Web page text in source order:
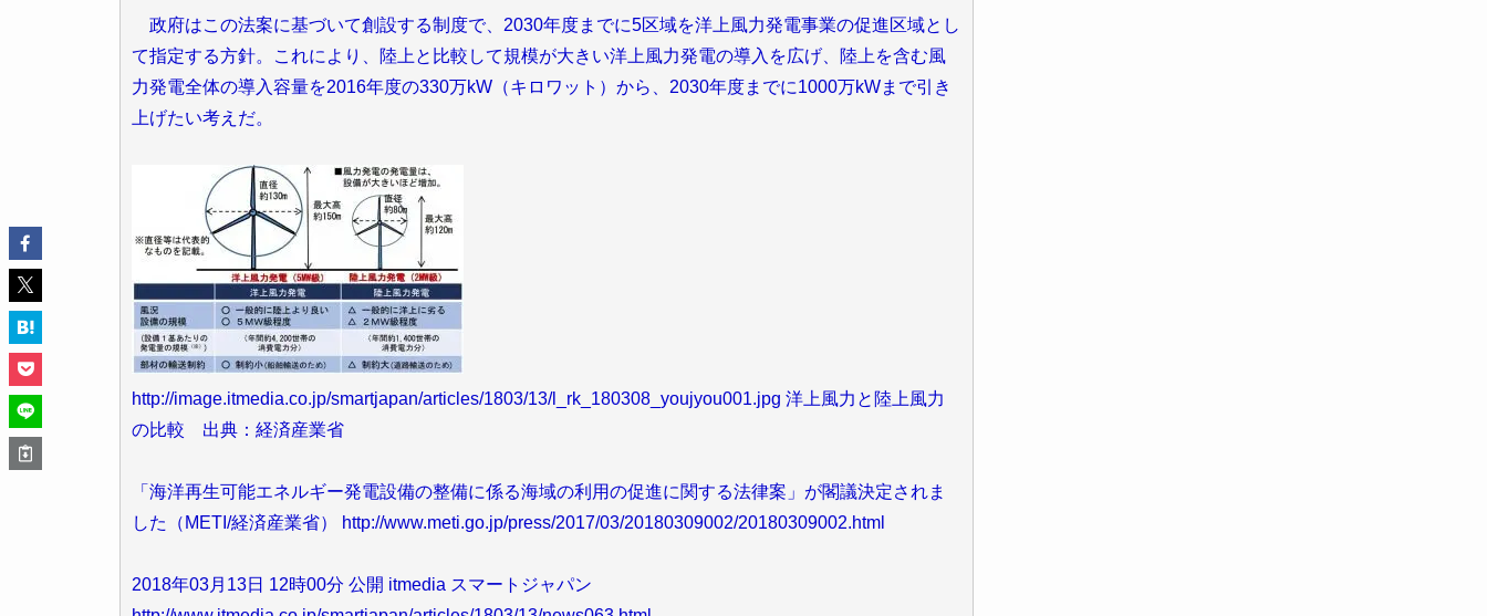
政府はこの法案に基づいて創設する制度で、2030年度までに5区域を洋上風力発電事業の促進区域とし
て指定する方針。これにより、陸上と比較して規模が大きい洋上風力発電の導入を広げ、陸上を含む風
力発電全体の導入容量を2016年度の330万kW（キロワット）から、2030年度までに1000万kWまで引き
上げたい考えだ。
http://image.itmedia.co.jp/smartjapan/articles/1803/13/l_rk_180308_youjyou001.jpg 洋上風力と陸上風力
の比較 出典：経済産業省
「海洋再生可能エネルギー発電設備の整備に係る海域の利用の促進に関する法律案」が閣議決定されま
した（METI/経済産業省） http://www.meti.go.jp/press/2017/03/20180309002/20180309002.html
2018年03月13日 12時00分 公開 itmedia スマートジャパン